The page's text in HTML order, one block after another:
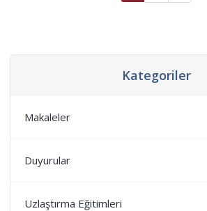
Kategoriler
Makaleler
Duyurular
Uzlaştırma Eğitimleri